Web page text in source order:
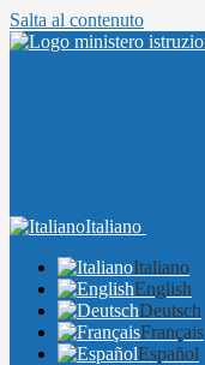
Salta al contenuto
Italiano
Italiano
English
Deutsch
Français
Español